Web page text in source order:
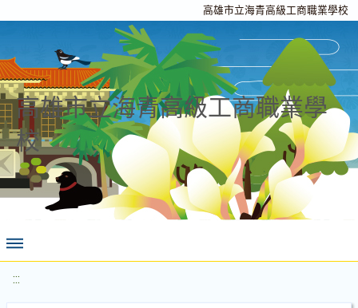
高雄市立海青高級工商職業學校
高雄市立海青高級工商職業學
校
:::